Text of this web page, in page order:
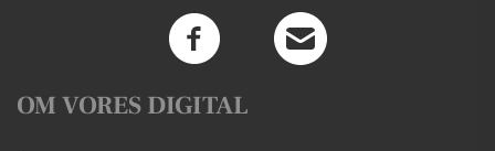
OM VORES DIGITAL